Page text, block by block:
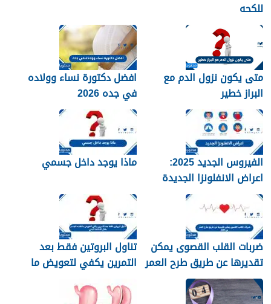
للكحه
متى يكون نزول الدم مع
البراز خطير
افضل دكتورة نساء وولاده
في جده 2026
الفيروس الجديد 2025:
اعراض الانفلونزا الجديدة
وطرق العلاج
ماذا يوجد داخل جسمي
ضربات القلب القصوى يمكن
تقديرها عن طريق طرح العمر
من 220
تناول البروتين فقط بعد
التمرين يكفي لتعويض ما
البدني